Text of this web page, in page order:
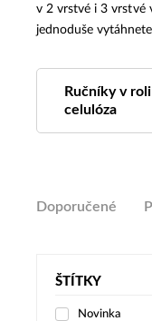
v 2 vrstvé i 3 vrstvé
jednoduše
Ručníky v
celulóza
Doporučené
ŠTÍTKY
Novinka